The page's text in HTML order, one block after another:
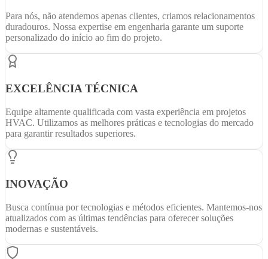
Para nós, não atendemos apenas clientes, criamos relacionamentos
duradouros. Nossa expertise em engenharia garante um suporte
personalizado do início ao fim do projeto.
EXCELÊNCIA TÉCNICA
Equipe altamente qualificada com vasta experiência em projetos
HVAC. Utilizamos as melhores práticas e tecnologias do mercado
para garantir resultados superiores.
INOVAÇÃO
Busca contínua por tecnologias e métodos eficientes. Mantemos-nos
atualizados com as últimas tendências para oferecer soluções
modernas e sustentáveis.